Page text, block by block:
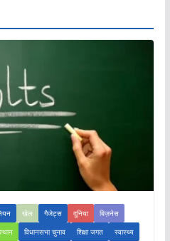
खेल गैजेट्स दुनिया
बिज़नेस
विधानसभा चुनाव शिक्षा जगत स्वास्थ्य